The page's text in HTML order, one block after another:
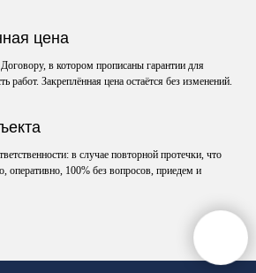
цена
в котором прописаны гарантии для
работ. Закреплённая цена остаётся без изменений.
в случае повторной протечки, что
оперативно, 100% без вопросов, приедем и